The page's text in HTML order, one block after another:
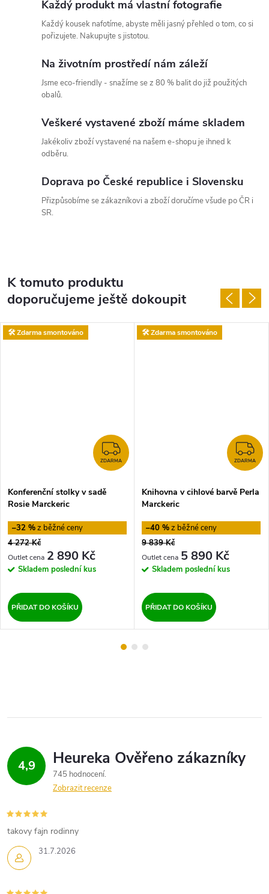
Každý produkt má vlastní fotografie
Každý kousek nafotíme, abyste měli jasný přehled o tom, co si
pořizujete. Nakupujte s jistotou.
Na životním prostředí nám záleží
Jsme eco-friendly - snažíme se z 80 % balit do již použitých
obalů.
Veškeré vystavené zboží máme skladem
Jakékoliv zboží vystavené na našem e-shopu je ihned k
odběru.
Doprava po České republice i Slovensku
Přizpůsobíme se zákazníkovi a zboží doručíme všude po ČR i
SR.
K tomuto produktu
doporučujeme ještě dokoupit
🛠️ Zdarma smontováno
ZDARMA
ZDARMA
Konferenční stolky v sadě
Rosie Marckeric
–32 %
4 272 Kč
2 890 Kč
Skladem poslední kus
PŘIDAT DO KOŠÍKU
🛠️ Zdarma smontováno
ZDARMA
Knihovna v cihlové barvě Perla
Marckeric
–40 %
9 839 Kč
5 890 Kč
Skladem poslední kus
PŘIDAT DO KOŠÍKU
4,9
745 hodnocení
Zobrazit recenze
31.7.2026
takovy fajn rodinny